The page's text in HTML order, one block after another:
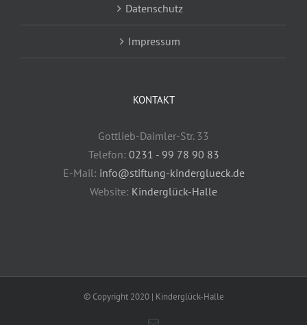
Datenschutz
Impressum
KONTAKT
Gottlieb-Daimler-Str. 33
Telefon: 0231 - 99 78 90 83
E-Mail: info@stiftung-kinderglueck.de
Website: Kinderglück-Halle
© Copyright 2020 | Kinderglück-Halle
E-